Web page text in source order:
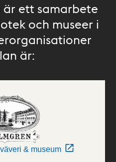
är ett samarbete
och museer i
är:
& museum